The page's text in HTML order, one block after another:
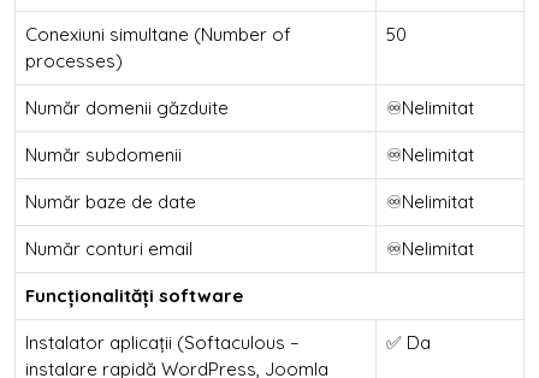
Conexiuni simultane (Number of
processes)
50
Număr domenii găzduite ♾️Nelimitat
Număr subdomenii ♾️Nelimitat
Număr baze de date ♾️Nelimitat
Număr conturi email ♾️Nelimitat
Funcționalități software
Instalator aplicații (Softaculous –
instalare rapidă WordPress, Joomla
✅ Da